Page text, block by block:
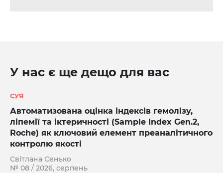
У нас є ще дещо для вас
СУЯ
Автоматизована оцінка індексів гемолізу,
ліпемії та іктеричності (Sample Index Gen.2,
Roche) як ключовий елемент преаналітичного
контролю якості
Світлана Сенько
№ 08 / 2026, серпень